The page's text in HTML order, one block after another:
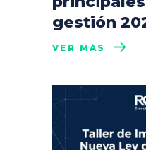
gestión
VER MÁS